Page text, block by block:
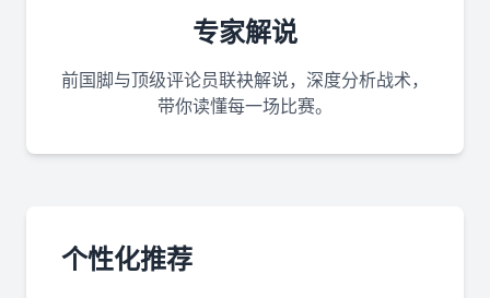
专家解说
前国脚与顶级评论员联袂解说，深度分析战术，
带你读懂每一场比赛。
个性化推荐